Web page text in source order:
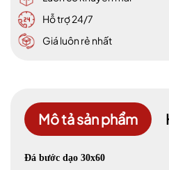
Hỗ trợ 24/7
Giá luôn rẻ nhất
Mô tả sản phẩm
Đá bước dạo 30x60